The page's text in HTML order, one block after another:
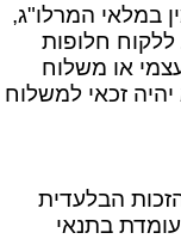
במלאי המרלו"ג,
חלופות
או משלוח
זכאי למשלוח
הבלעדית
בתנאי